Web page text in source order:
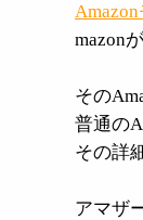
mazon
その
普通の
その詳
アマザ